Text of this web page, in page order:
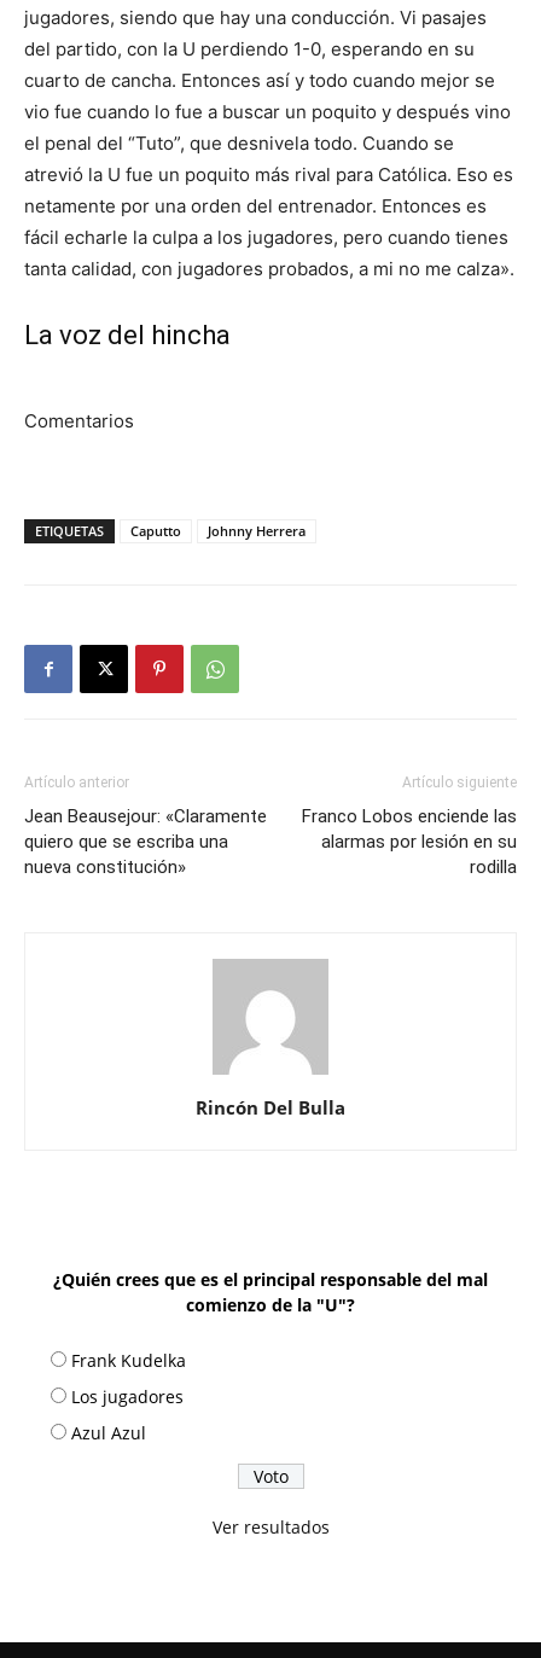
jugadores, siendo que hay una conducción. Vi pasajes
del partido, con la U perdiendo 1-0, esperando en su
cuarto de cancha. Entonces así y todo cuando mejor se
vio fue cuando lo fue a buscar un poquito y después vino
el penal del “Tuto”, que desnivela todo. Cuando se
atrevió la U fue un poquito más rival para Católica. Eso es
netamente por una orden del entrenador. Entonces es
fácil echarle la culpa a los jugadores, pero cuando tienes
tanta calidad, con jugadores probados, a mi no me calza».
La voz del hincha
Comentarios
ETIQUETAS Caputto Johnny Herrera
Artículo anterior
Jean Beausejour: «Claramente
quiero que se escriba una
nueva constitución»
Artículo siguiente
Franco Lobos enciende las
alarmas por lesión en su
rodilla
Rincón Del Bulla
¿Quién crees que es el principal responsable del mal
comienzo de la "U"?
Frank Kudelka
Los jugadores
Azul Azul
Ver resultados